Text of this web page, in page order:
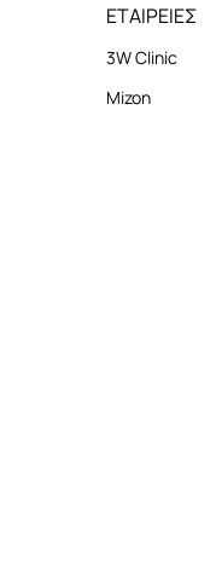
ΕΤΑΙΡΕΊΕΣ
3W Clinic
Mizon